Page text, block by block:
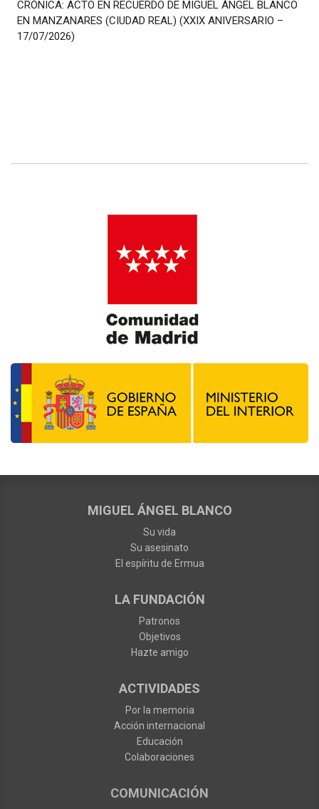
CRÓNICA: ACTO EN RECUERDO DE MIGUEL ÁNGEL BLANCO
EN MANZANARES (CIUDAD REAL) (XXIX ANIVERSARIO –
17/07/2026)
MIGUEL ÁNGEL BLANCO
Su vida
Su asesinato
El espíritu de Ermua
LA FUNDACIÓN
Patronos
Objetivos
Hazte amigo
ACTIVIDADES
Por la memoria
Acción internacional
Educación
Colaboraciones
COMUNICACIÓN